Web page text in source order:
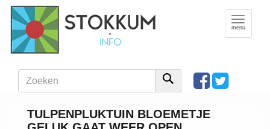
Toggle
navigation
menu
TULPENPLUKTUIN BLOEMETJE